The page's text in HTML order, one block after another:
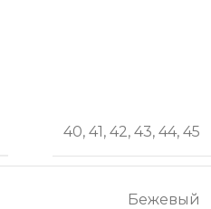
40, 41, 42, 43, 44, 45
Бежевый